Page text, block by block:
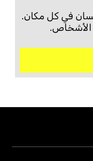
في كل مكان.
الأشخاص.